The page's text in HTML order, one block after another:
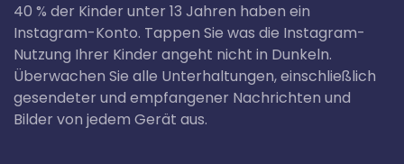
40 % der Kinder unter 13 Jahren haben ein
Instagram-Konto. Tappen Sie was die Instagram-
Nutzung Ihrer Kinder angeht nicht in Dunkeln.
Überwachen Sie alle Unterhaltungen, einschließlich
gesendeter und empfangener Nachrichten und
Bilder von jedem Gerät aus.